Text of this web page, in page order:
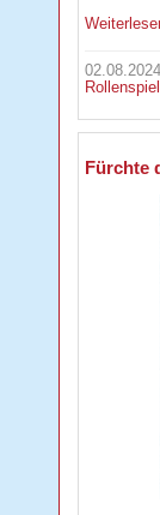
02.08.2024
Fürchte